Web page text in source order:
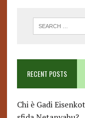
RECENT POSTS
Chi è Gadi